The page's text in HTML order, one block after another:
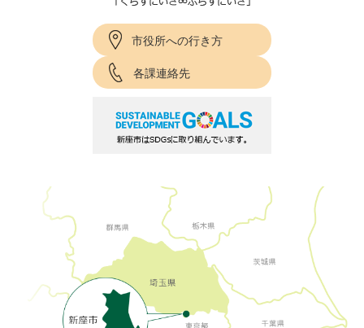
市役所への行き方
各課連絡先